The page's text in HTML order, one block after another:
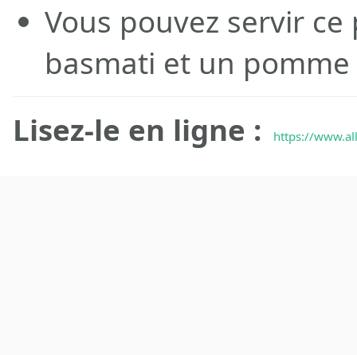
Vous pouvez servir
basmati et un
Lisez-le en ligne :
https://